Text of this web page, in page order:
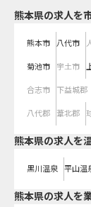
熊本県の求人を
熊本市 八代市
菊池市 宇土市
合志市 下益城郡
八代郡 葦北郡
熊本県の求人を
黒川温泉 平山温
熊本県の求人を